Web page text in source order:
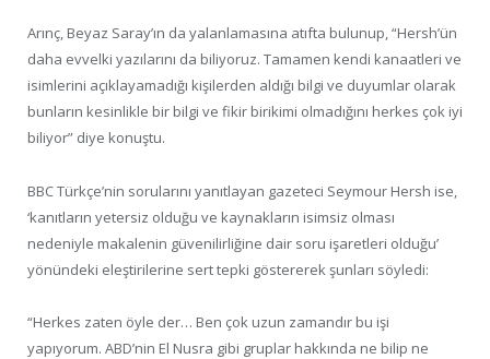
Arınç, Beyaz Saray’ın da yalanlamasına atıfta bulunup, “Hersh’ün
daha evvelki yazılarını da biliyoruz. Tamamen kendi kanaatleri ve
isimlerini açıklayamadığı kişilerden aldığı bilgi ve duyumlar olarak
bunların kesinlikle bir bilgi ve fikir birikimi olmadığını herkes çok iyi
biliyor” diye konuştu.
BBC Türkçe’nin sorularını yanıtlayan gazeteci Seymour Hersh ise,
‘kanıtların yetersiz olduğu ve kaynakların isimsiz olması
nedeniyle makalenin güvenilirliğine dair soru işaretleri olduğu’
yönündeki eleştirilerine sert tepki göstererek şunları söyledi:
“Herkes zaten öyle der… Ben çok uzun zamandır bu işi
yapıyorum. ABD’nin El Nusra gibi gruplar hakkında ne bilip ne